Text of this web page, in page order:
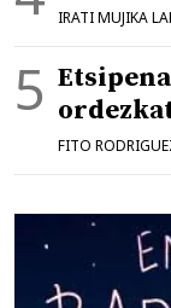
IRATI MUJIKA
FITO